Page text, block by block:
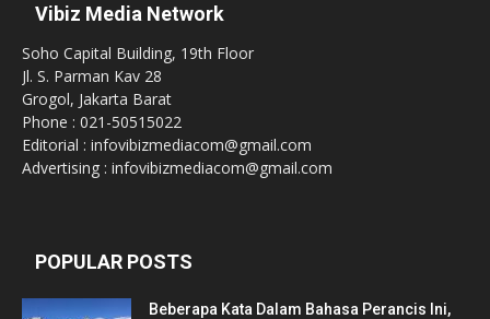
Vibiz Media Network
Soho Capital Building, 19th Floor
Jl. S. Parman Kav 28
Grogol, Jakarta Barat
Phone : 021-50515022
Editorial : infovibizmediacom@gmail.com
Advertising : infovibizmediacom@gmail.com
POPULAR POSTS
Beberapa Kata Dalam Bahasa Perancis Ini,